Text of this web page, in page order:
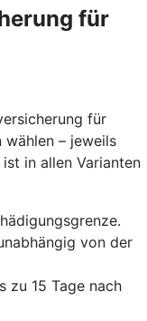
für
für
– jeweils
in allen Varianten
von der
zu 15 Tage nach